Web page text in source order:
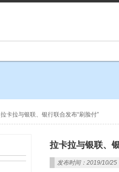
拉卡拉与银联、银行联合发布“刷脸付”
拉卡拉与银联、
发布时间：2019/10/25